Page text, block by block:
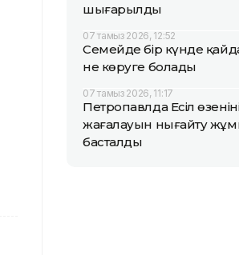
шығарылды
07 тамыз 2026, 12:52
Семейде бір күнде
не көруге болады
07 тамыз 2026, 11:17
Петропавлда Есіл
жағалауын нығайту
басталды